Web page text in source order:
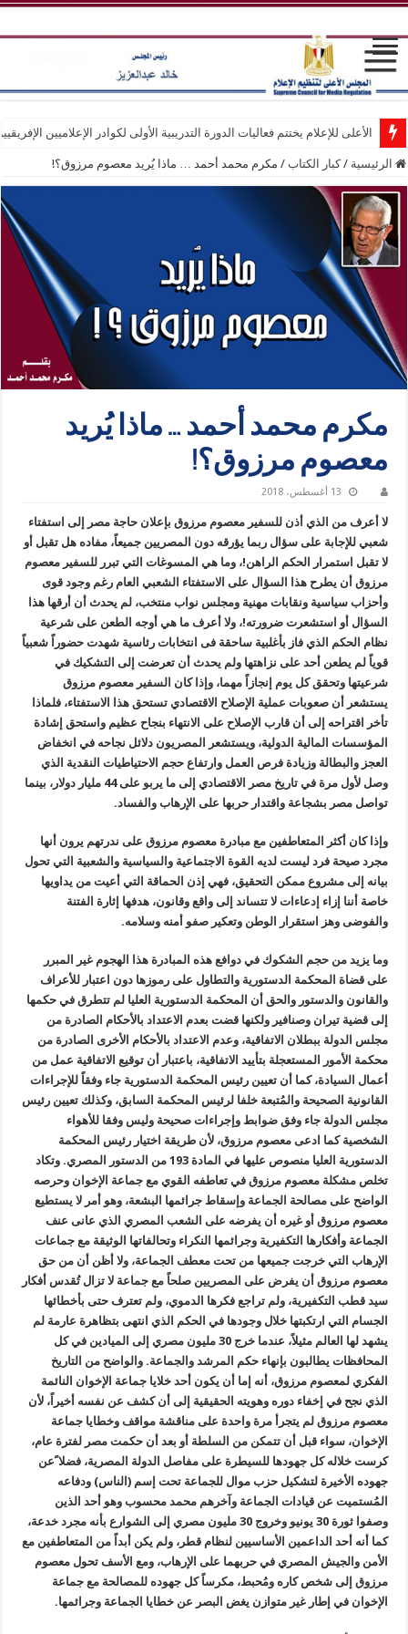
الأعلى للإعلام يختتم فعاليات الدورة التدريبية الأولى لكوادر الإعلاميين
الرئيسية / كبار الكتاب / مكرم محمد أحمد … ماذا يُريد معصوم مرزوق؟!
مكرم محمد أحمد … ماذا يُريد
معصوم مرزوق؟!
13 أغسطس، 2018
لا أعرف من الذي أذن للسفير معصوم مرزوق بإعلان حاجة مصر إلى استفتاء
شعبي للإجابة على سؤال ربما يؤرقه دون المصريين جميعاً، مفاده هل تقبل أو
لا تقبل استمرار الحكم الراهن!، وما هي المسوغات التي تبرر للسفير معصوم
مرزوق أن يطرح هذا السؤال على الاستفتاء الشعبي العام رغم وجود قوى
وأحزاب سياسية ونقابات مهنية ومجلس نواب منتخب، لم يحدث أن أرقها هذا
السؤال أو استشعرت ضرورته!، ولا أعرف ما هي أوجه الطعن على شرعية
نظام الحكم الذي فاز بأغلبية ساحقة فى انتخابات رئاسية شهدت حضوراً شعبياً
قوياً لم يطعن أحد على نزاهتها ولم يحدث أن تعرضت إلى التشكيك في
شرعيتها وتحقق كل يوم إنجازاً مهما، وإذا كان السفير معصوم مرزوق
يستشعر أن صعوبات عملية الإصلاح الاقتصادي تستحق هذا الاستفتاء، فلماذا
تأخر اقتراحه إلى أن قارب الإصلاح على الانتهاء بنجاح عظيم واستحق إشادة
المؤسسات المالية الدولية، ويستشعر المصريون دلائل نجاحه في انخفاض
العجز والبطالة وزيادة فرص العمل وارتفاع حجم الاحتياطيات النقدية الذي
وصل لأول مرة في تاريخ مصر الاقتصادي إلى ما يربو على 44 مليار دولار، بينما
تواصل مصر بشجاعة واقتدار حربها على الإرهاب والفساد.
وإذا كان أكثر المتعاطفين مع مبادرة معصوم مرزوق على ندرتهم يرون أنها
مجرد صيحة فرد ليست لديه القوة الاجتماعية والسياسية والشعبية التي تحول
بيانه إلى مشروع ممكن التحقيق، فهي إذن الحماقة التي أعيت من يداويها
خاصة أننا إزاء إدعاءات لا تتساند إلى واقع وقانون، هدفها إثارة الفتنة
والفوضى وهز استقرار الوطن وتعكير صفو أمنه وسلامه.
وما يزيد من حجم الشكوك في دوافع هذه المبادرة هذا الهجوم غير المبرر
على قضاة المحكمة الدستورية والتطاول على رموزها دون اعتبار للأعراف
والقانون والدستور والحق أن المحكمة الدستورية العليا لم تتطرق في حكمها
إلى قضية تيران وصنافير ولكنها قضت بعدم الاعتداد بالأحكام الصادرة من
مجلس الدولة ببطلان الاتفاقية، وعدم الاعتداد بالأحكام الأخرى الصادرة من
محكمة الأمور المستعجلة بتأييد الاتفاقية، باعتبار أن توقيع الاتفاقية عمل من
أعمال السيادة، كما أن تعيين رئيس المحكمة الدستورية جاء وفقاً للإجراءات
القانونية الصحيحة والمُتبعة خلفا لرئيس المحكمة السابق، وكذلك تعيين رئيس
مجلس الدولة جاء وفق ضوابط وإجراءات صحيحة وليس وفقا للأهواء
الشخصية كما ادعى معصوم مرزوق، لأن طريقة اختيار رئيس المحكمة
الدستورية العليا منصوص عليها في المادة 193 من الدستور المصري. وتكاد
تخلص مشكلة معصوم مرزوق في تعاطفه القوي مع جماعة الإخوان وحرصه
الواضح على مصالحة الجماعة وإسقاط جرائمها البشعة، وهو أمر لا يستطيع
معصوم مرزوق أو غيره أن يفرضه على الشعب المصري الذي عانى عنف
الجماعة وأفكارها التكفيرية وجرائمها النكراء وتحالفاتها الوثيقة مع جماعات
الإرهاب التي خرجت جميعها من تحت معطف الجماعة، ولا أظن أن من حق
معصوم مرزوق أن يفرض على المصريين صلحاً مع جماعة لا تزال تُقدس أفكار
سيد قطب التكفيرية، ولم تراجع فكرها الدموي، ولم تعترف حتى بأخطائها
الجسام التي ارتكبتها خلال وجودها في الحكم الذي انتهى بتظاهرة عارمة لم
يشهد لها العالم مثيلاً، عندما خرج 30 مليون مصري إلى الميادين في كل
المحافظات يطالبون بإنهاء حكم المرشد والجماعة. والواضح من التاريخ
الفكري لمعصوم مرزوق، أنه إما أن يكون أحد خلايا جماعة الإخوان النائمة
الذي نجح في إخفاء دوره وهويته الحقيقية إلى أن كشف عن نفسه أخيراً، لأن
معصوم مرزوق لم يتجرأ مرة واحدة على مناقشة مواقف وخطايا جماعة
الإخوان، سواء قبل أن تتمكن من السلطة أو بعد أن حكمت مصر لفترة عام،
كرست خلاله كل جهودها للسيطرة على مفاصل الدولة المصرية، فضلا ًعن
جهوده الأخيرة لتشكيل حزب موال للجماعة تحت إسم (الناس) ودفاعه
المُستميت عن قيادات الجماعة وآخرهم محمد محسوب وهو أحد الذين
وصفوا ثورة 30 يونيو وخروج 30 مليون مصري إلى الشوارع بأنه مجرد خدعة،
كما أنه أحد الداعمين الأساسيين لنظام قطر، ولم يكن أبداً من المتعاطفين مع
الأمن والجيش المصري في حربهما على الإرهاب، ومع الأسف تحول معصوم
مرزوق إلى شخص كاره ومُحبط، مكرساً كل جهوده للمصالحة مع جماعة
الإخوان في إطار غير متوازن يغض البصر عن خطايا الجماعة وجرائمها.